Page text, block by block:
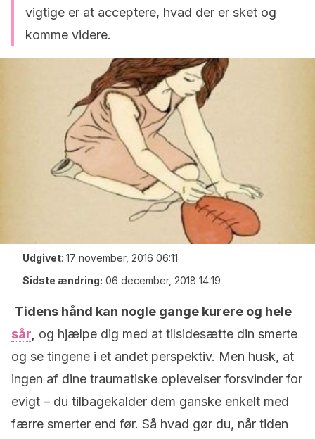
vigtige er at acceptere, hvad der er sket og
komme videre.
Udgivet: 17 november, 2016 06:11
Sidste ændring: 06 december, 2018 14:19
Tidens hånd kan nogle gange kurere og hele
sår og hjælpe dig med at tilsidesætte din smerte
og se tingene i et andet perspektiv. Men husk, at
ingen af dine traumatiske oplevelser forsvinder for
evigt – du tilbagekalder dem ganske enkelt med
færre smerter end før. Så hvad gør du, når tiden